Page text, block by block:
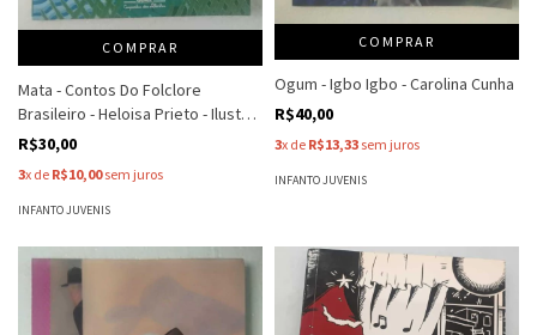
COMPRAR
Mata - Contos Do Folclore
Brasileiro - Heloisa Prieto - Ilust
Gulherme Vianna
R$30,00
3x de R$10,00sem juros
INFANTO JUVENIS
COMPRAR
Ogum - Igbo Igbo - Carolina Cunha
R$40,00
3x de R$13,33 sem juros
INFANTO JUVENIS